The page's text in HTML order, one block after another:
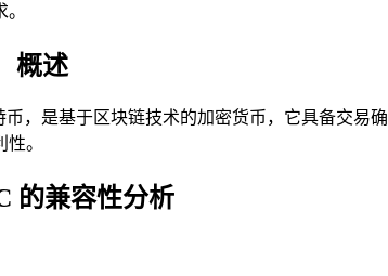
概述
币，是基于区块链技术的加密货币，它具备交易
。
的兼容性分析